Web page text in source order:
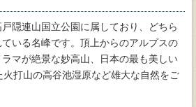
隠連山国立公園に属しており、どちら
いる名峰です。頂上からのアルプスの
マが絶景な妙高山、日本の最も美しい
打山の高谷池湿原など雄大な自然をご